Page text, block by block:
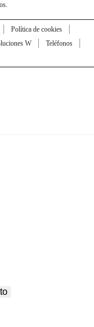
Política de cookies
W
Teléfonos